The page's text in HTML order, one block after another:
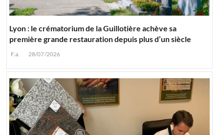
Lyon : le crématorium de la Guillotière achève sa
première grande restauration depuis plus d’un siècle
F.a. 28/07/2026